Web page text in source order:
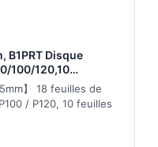
B1PRT Disque
100/120,10
Rond 8 Trous Idéal
à l'usure, Ne
】 18 feuilles de
/ P120, 10 feuilles